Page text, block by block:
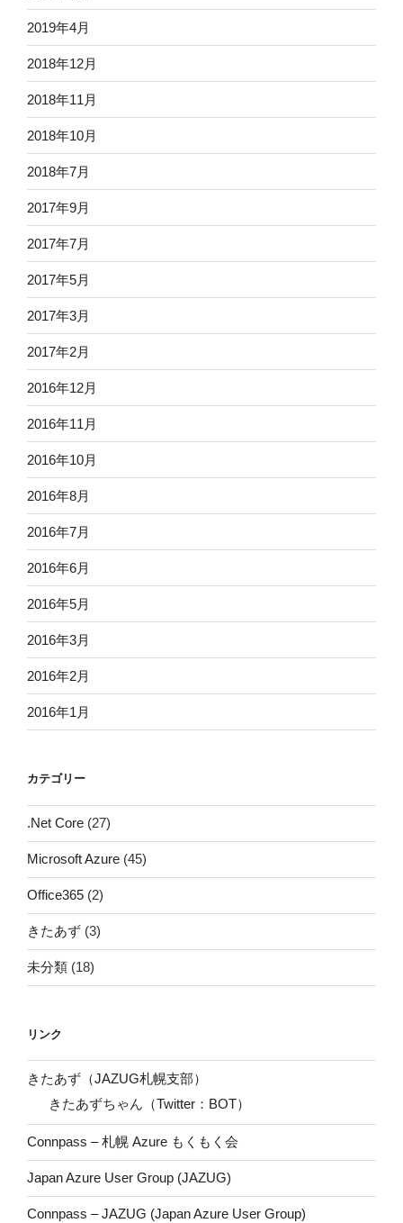
2019年4月
2018年12月
2018年11月
2018年10月
2018年7月
2017年9月
2017年7月
2017年5月
2017年3月
2017年2月
2016年12月
2016年11月
2016年10月
2016年8月
2016年7月
2016年6月
2016年5月
2016年3月
2016年2月
2016年1月
カテゴリー
.Net Core (27)
Microsoft Azure (45)
Office365 (2)
きたあず (3)
未分類 (18)
リンク
きたあず（JAZUG札幌支部）
きたあずちゃん（Twitter：BOT）
Connpass – 札幌 Azure もくもく会
Japan Azure User Group (JAZUG)
Connpass – JAZUG (Japan Azure User Group)